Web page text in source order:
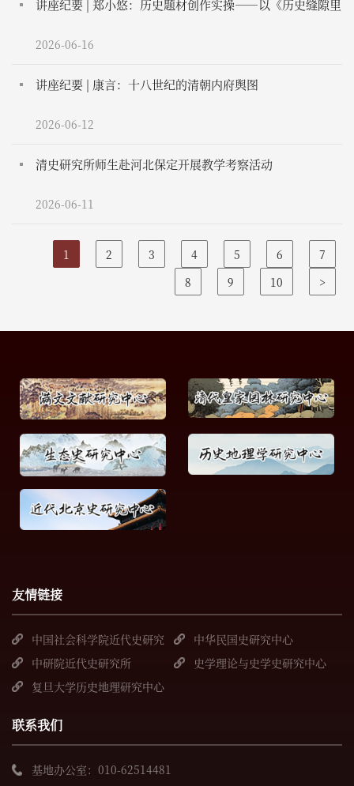
讲座纪要 | 郑小悠：历史题材创作实操——以《历史缝隙里
的人》为例
2026-06-16
讲座纪要 | 康言：十八世纪的清朝内府舆图
2026-06-12
清史研究所师生赴河北保定开展教学考察活动
2026-06-11
1 2 3 4 5 6
7
8
9 10 >
友情链接
中国社会科学院近代史研究
所
中华民国史研究中心
中研院近代史研究所
史学理论与史学史研究中心
复旦大学历史地理研究中心
联系我们
基地办公室：010-62514481